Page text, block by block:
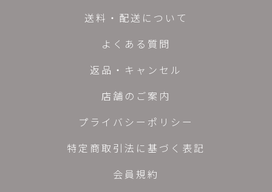
送料・配送について
よくある質問
返品・キャンセル
店舗のご案内
プライバシーポリシー
特定商取引法に基づく表記
会員規約